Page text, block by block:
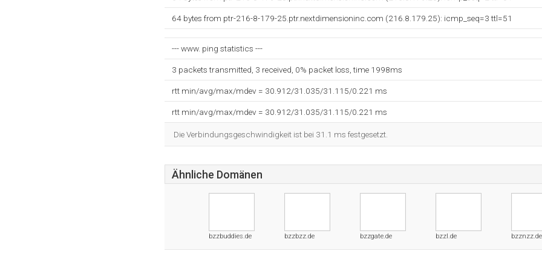
64 bytes from ptr-216-8-179-25.ptr.nextdimensioninc.com (216.8.179.25): icmp_seq=3 ttl=51
--- www. ping statistics ---
3 packets transmitted, 3 received, 0% packet loss, time 1998ms
rtt min/avg/max/mdev = 30.912/31.035/31.115/0.221 ms
rtt min/avg/max/mdev = 30.912/31.035/31.115/0.221 ms
Die Verbindungsgeschwindigkeit ist bei 31.1 ms festgesetzt.
Ähnliche Domänen
bzzbuddies.de bzzbzz.de bzzgate.de bzzl.de bzznzz.de